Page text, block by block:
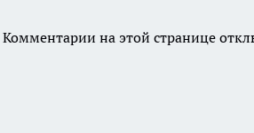
Комментарии на этой странице